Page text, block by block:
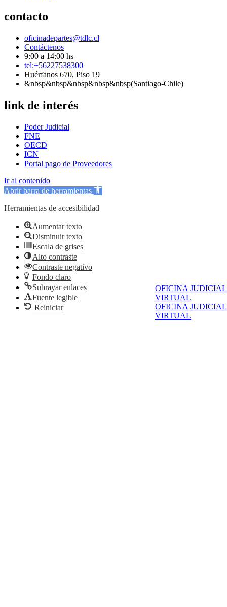
OFICINA JUDICIAL
VIRTUAL
OFICINA JUDICIAL
VIRTUAL
contacto
oficinadepartes@tdlc.cl
Contáctenos
9:00 a 14:00 hs
tel:+56227538300
Huérfanos 670, Piso 19
&nbsp&nbsp&nbsp&nbsp&nbsp(Santiago-Chile)
link de interés
Poder Judicial
FNE
OECD
ICN
Portal pago de Proveedores
Ir al contenido
Abrir barra de herramientas
Herramientas de accesibilidad
Aumentar texto
Disminuir texto
Escala de grises
Alto contraste
Contraste negativo
Fondo claro
Subrayar enlaces
Fuente legible
Reiniciar